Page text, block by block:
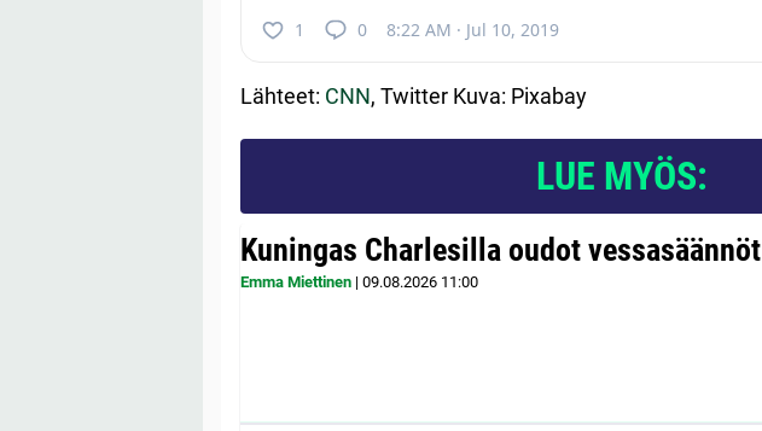
1 0 8:22 AM · Jul 10, 2019
Lähteet: CNN, Twitter Kuva: Pixabay
LUE MYÖS:
Kuningas Charlesilla oudot vessasäännöt
Emma Miettinen | 09.08.2026 11:00